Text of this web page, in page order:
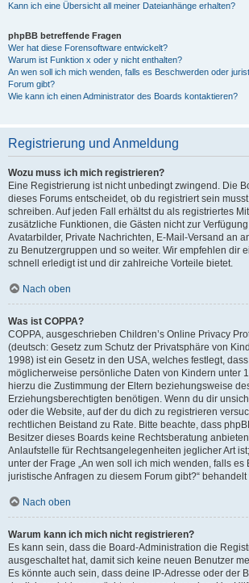
Kann ich eine Übersicht all meiner Dateianhänge erhalten?
phpBB betreffende Fragen
Wer hat diese Forensoftware entwickelt?
Warum ist Funktion x oder y nicht enthalten?
An wen soll ich mich wenden, falls es Beschwerden oder
Forum gibt?
Wie kann ich einen Administrator des Boards kontaktieren?
Registrierung und Anmeldung
Wozu muss ich mich registrieren?
Eine Registrierung ist nicht unbedingt zwingend. Die
dieses Forums entscheidet, ob du registriert sein
schreiben. Auf jeden Fall erhältst du als registriertes
zusätzliche Funktionen, die Gästen nicht zur
Avatarbilder, Private Nachrichten, E-Mail-Versand an
zu Benutzergruppen und so weiter. Wir empfehlen dir
schnell erledigt ist und dir zahlreiche Vorteile bietet.
Nach oben
Was ist COPPA?
COPPA, ausgeschrieben Children’s Online Privacy
(deutsch: Gesetz zum Schutz der Privatsphäre von
1998) ist ein Gesetz in den USA, welches festlegt,
möglicherweise persönliche Daten von Kindern unter
hierzu die Zustimmung der Eltern beziehungsweise
Erziehungsberechtigten benötigen. Wenn du dir
oder die Website, auf der du dich zu registrieren
rechtlichen Beistand zu Rate. Bitte beachte, dass
Besitzer dieses Boards keine Rechtsberatung
Anlaufstelle für Rechtsangelegenheiten jeglicher Art
unter der Frage „An wen soll ich mich wenden, falls es
juristische Anfragen zu diesem Forum gibt?“
Nach oben
Warum kann ich mich nicht registrieren?
Es kann sein, dass die Board-Administration die
ausgeschaltet hat, damit sich keine neuen Benutzer
Es könnte auch sein, dass deine IP-Adresse oder der